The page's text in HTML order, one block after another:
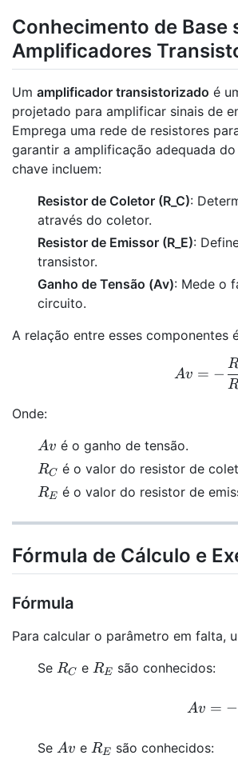
Conhecimento de Base
Amplificadores
Um amplificador transistorizado é
projetado para amplificar sinais de
Emprega uma rede de resistores
garantir a amplificação adequada
chave incluem:
Resistor de Coletor (R_C):
através do coletor.
Resistor de Emissor (R_E):
transistor.
Ganho de Tensão (Av): Mede o
circuito.
A relação entre esses componentes
Av = −
Onde:
Av
Av é o ganho de tensão.
R_C
RC é o valor do resistor de
R_E
RE é o valor do resistor de
Fórmula de Cálculo e
Fórmula
Para calcular o parâmetro em falta,
Se R_C
RC eR_E
RE são conhecidos:
Av = −
Se Av
Av e R_E
RE são conhecidos: